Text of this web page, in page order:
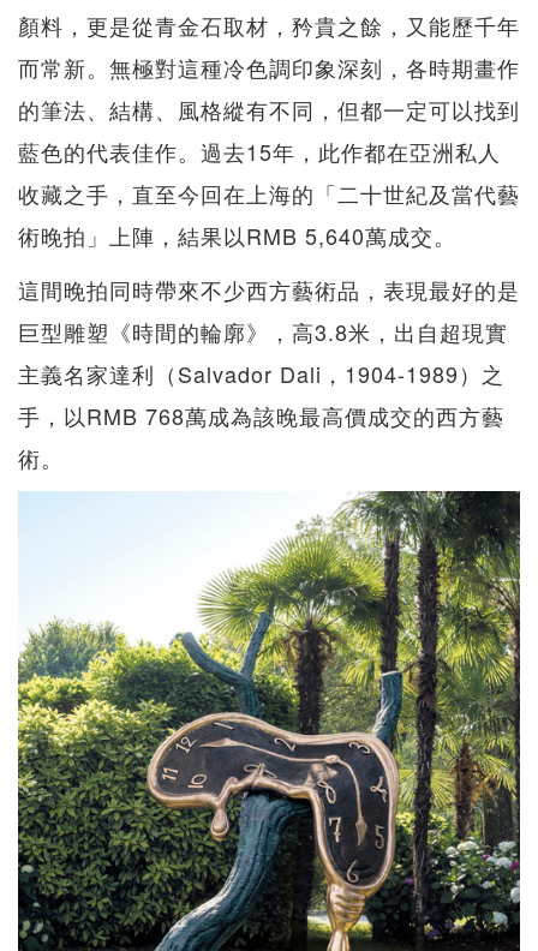
顏料，更是從青金石取材，矜貴之餘，又能歷千年
而常新。無極對這種冷色調印象深刻，各時期畫作
的筆法、結構、風格縱有不同，但都一定可以找到
藍色的代表佳作。過去15年，此作都在亞洲私人
收藏之手，直至今回在上海的「二十世紀及當代藝
術晚拍」上陣，結果以RMB 5,640萬成交。
這間晚拍同時帶來不少西方藝術品，表現最好的是
巨型雕塑《時間的輪廓》，高3.8米，出自超現實
主義名家達利（Salvador Dali，1904-1989）之
手，以RMB 768萬成為該晚最高價成交的西方藝
術。